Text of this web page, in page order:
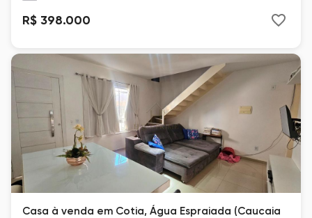
R$ 398.000
Casa à venda em Cotia, Água Espraiada (Caucaia